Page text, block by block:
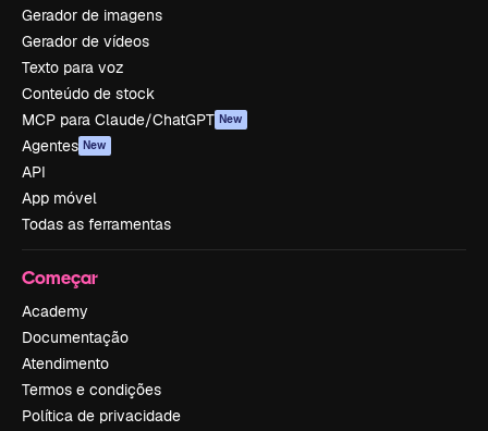
Gerador de imagens
Gerador de vídeos
Texto para voz
Conteúdo de stock
MCP para Claude/ChatGPT New
Agentes New
API
App móvel
Todas as ferramentas
Começar
Academy
Documentação
Atendimento
Termos e condições
Política de privacidade